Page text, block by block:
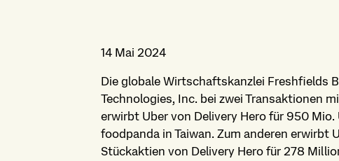
14 Mai 2024
Die globale Wirtschaftskanzlei Freshfields
Technologies, Inc. bei zwei Transaktionen
erwirbt Uber von Delivery Hero für 950
foodpanda in Taiwan. Zum anderen erwirbt
Stückaktien von Delivery Hero für 278